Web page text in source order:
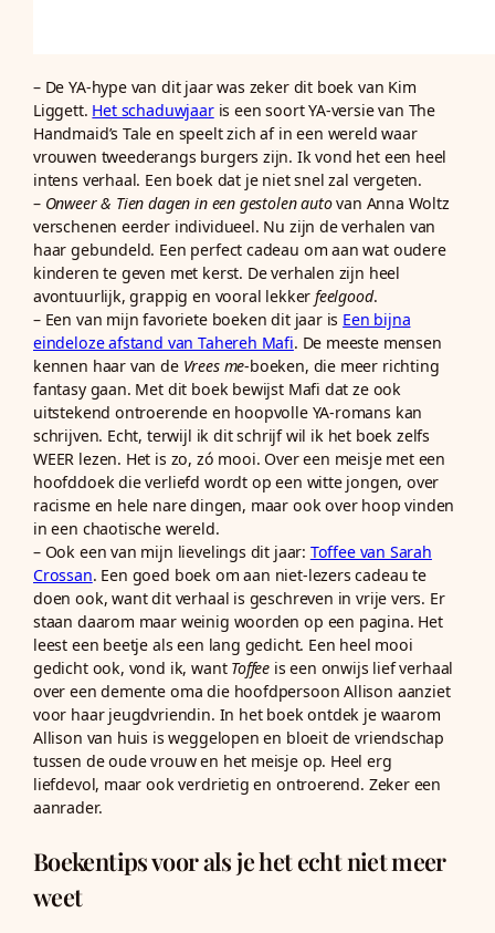
– De YA-hype van dit jaar was zeker dit boek van Kim
Liggett. Het schaduwjaaris een soort YA-versie van The
Handmaid’s Tale en speelt zich af in een wereld waar
vrouwen tweederangs burgers zijn. Ik vond het een heel
intens verhaal. Een boek dat je niet snel zal vergeten.
– Onweer & Tien dagen in een gestolen autovan Anna Woltz
verschenen eerder individueel. Nu zijn de verhalen van
haar gebundeld. Een perfect cadeau om aan wat oudere
kinderen te geven met kerst. De verhalen zijn heel
avontuurlijk, grappig en vooral lekker feelgood.
– Een van mijn favoriete boeken dit jaar is Een bijna
eindeloze afstand van Tahereh Mafi. De meeste mensen
kennen haar van de Vrees me-boeken, die meer richting
fantasy gaan. Met dit boek bewijst Mafi dat ze ook
uitstekend ontroerende en hoopvolle YA-romans kan
schrijven. Echt, terwijl ik dit schrijf wil ik het boek zelfs
WEER lezen. Het is zo, zó mooi. Over een meisje met een
hoofddoek die verliefd wordt op een witte jongen, over
racisme en hele nare dingen, maar ook over hoop vinden
in een chaotische wereld.
– Ook een van mijn lievelings dit jaar: Toffee van Sarah
Crossan. Een goed boek om aan niet-lezers cadeau te
doen ook, want dit verhaal is geschreven in vrije vers. Er
staan daarom maar weinig woorden op een pagina. Het
leest een beetje als een lang gedicht. Een heel mooi
gedicht ook, vond ik, want Toffee is een onwijs lief verhaal
over een demente oma die hoofdpersoon Allison aanziet
voor haar jeugdvriendin. In het boek ontdek je waarom
Allison van huis is weggelopen en bloeit de vriendschap
tussen de oude vrouw en het meisje op. Heel erg
liefdevol, maar ook verdrietig en ontroerend. Zeker een
aanrader.
Boekentips voor als je het echt niet meer
weet